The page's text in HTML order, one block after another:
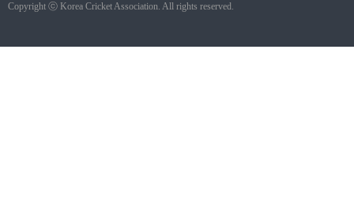
Copyright ⓒ Korea Cricket Association. All rights reserved.